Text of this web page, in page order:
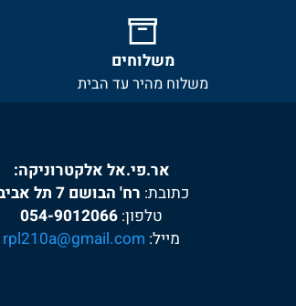
משלוח מהיר עד הבית
אר.פי.אל אלקטרוניקה: